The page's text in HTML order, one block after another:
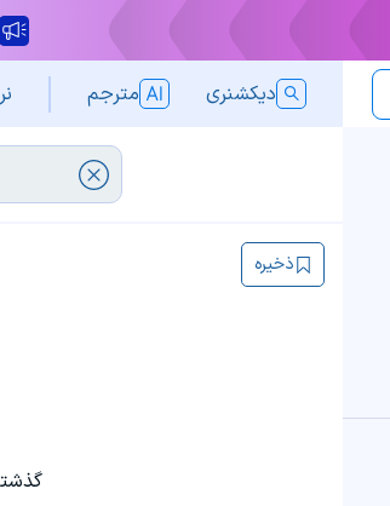
دیکشنری مترجم
ذخیره